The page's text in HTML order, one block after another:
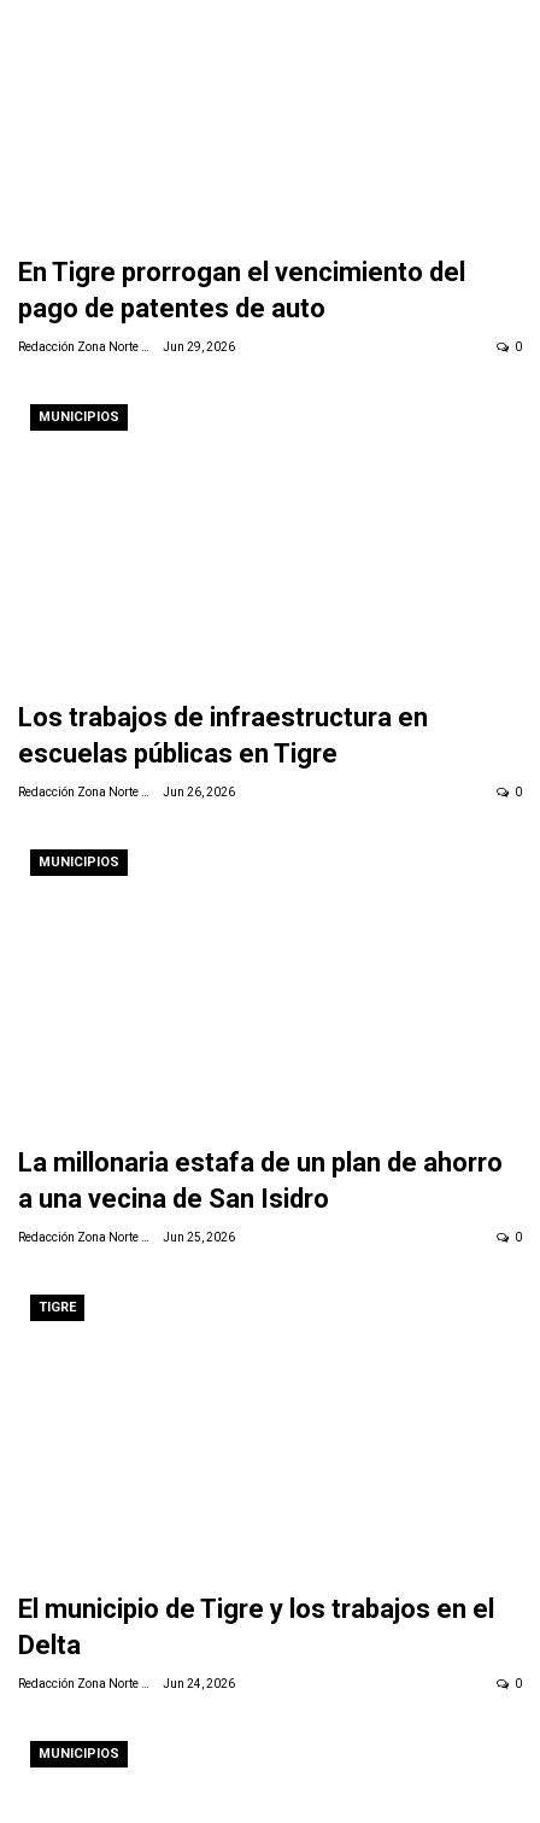
En Tigre prorrogan el vencimiento del
pago de patentes de auto
Jun 29, 2026 0
MUNICIPIOS
Los trabajos de infraestructura en
escuelas públicas en Tigre
Jun 26, 2026 0
MUNICIPIOS
La millonaria estafa de un plan de ahorro
a una vecina de San Isidro
Redacción Zona Norte Daily Jun 25, 2026 0
TIGRE
El municipio de Tigre y los trabajos en el
Delta
Jun 24, 2026 0
MUNICIPIOS